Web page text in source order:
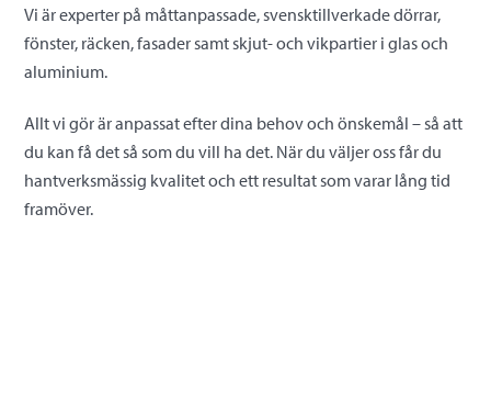
Skip
content
Vi är experter på måttanpassade, svensktillverkade dörrar,
fönster, räcken, fasader samt skjut- och vikpartier i glas och
aluminium.
Allt vi gör är anpassat efter dina behov och önskemål – så att
du kan få det så som du vill ha det. När du väljer oss får du
hantverksmässig kvalitet och ett resultat som varar lång tid
framöver.